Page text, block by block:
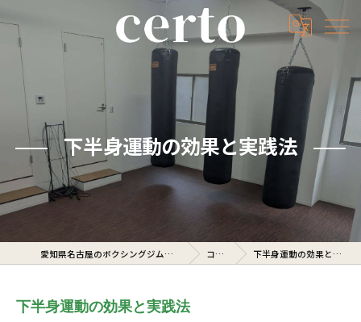
下半身運動の効果と実践法
愛知県名古屋のボクシングジムならcerto コラム 下半身運動の効果と実践法
下半身運動の効果と実践法